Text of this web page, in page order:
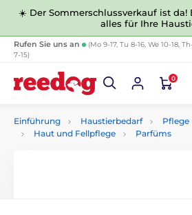
☀️ Der Sommerschlussverkauf ist da!
alles für Ihre
Rufen Sie uns an
(Mo 9-17, Tu 8-16, We 10-18,
7-15)
0
Einführung Haustierbedarf Pflege
Haut und Fellpflege
Parfüms